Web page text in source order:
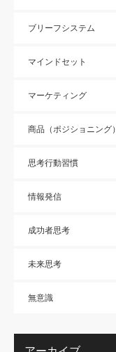
ブリーフシステム
マインドセット
マーケティング
商品（ポジショニング）
思考行動習慣
情報発信
成功者思考
未来思考
無意識